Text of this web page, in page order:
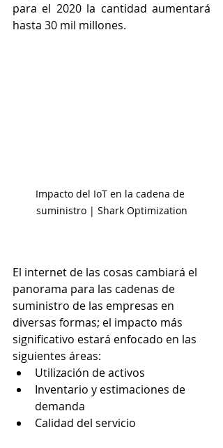
para el 2020 la cantidad aumentará
hasta 30 mil millones.
Impacto del IoT en la cadena de
suministro | Shark Optimization
El internet de las cosas cambiará el
panorama para las cadenas de
suministro de las empresas en
diversas formas; el impacto más
significativo estará enfocado en las
siguientes áreas:
Utilización de activos
Inventario y estimaciones de
demanda
Calidad del servicio